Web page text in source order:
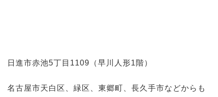
日進市赤池5丁目1109（早川人形1階）
名古屋市天白区、緑区、東郷町、長久手市などからも